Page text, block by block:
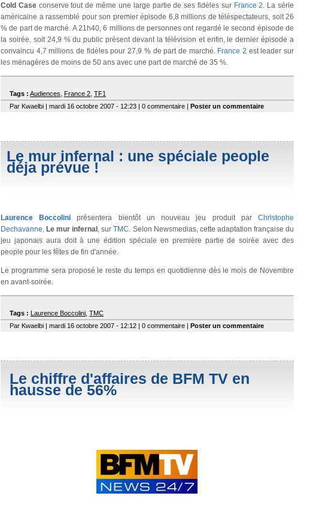
Cold Caseconserve tout de même une large partie de ses fidèles sur France 2 . La série
américaine a rassemblé pour son premier épisode 6,8 millions de téléspectateurs, soit 26
% de part de marché. A 21h40, 6 millions de personnes ont regardé le second épisode de
la soirée, soit 24,9 % du public présent devant la télévision et enfin, le dernier épisode a
convaincu 4,7 millions de fidèles pour 27,9 % de part de marché. France 2 est leader sur
les ménagères de moins de 50 ans avec une part de marché de 35 %.
Tags : Audiences France 2 TF1
Par Kwaelbi | mardi 16 octobre 2007 - 12:23 | 0 commentaire | Poster un commentaire
Le mur infernal : une spéciale people
déja prévue !
Laurence Boccolini présentera bientôt un nouveau jeu produit parChristophe
Dechavanne ,Le mur infernal , surTMC . Selon Newsmedias, cette adaptation française du
jeu japonais aura doit à une édition spéciale en première partie de soirée avec des
people pour les fêtes de fin d'année.
Le programme sera proposé le reste du temps en quotidienne dès le mois de Novembre
en avant-soirée.
Tags : Laurence Boccolini TMC
Par Kwaelbi | mardi 16 octobre 2007 - 12:12 | 0 commentaire | Poster un commentaire
Le chiffre d'affaires de BFM TV en
hausse de 56%